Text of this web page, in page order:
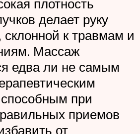
плотность
делает руку
склонной к травмам и
Массаж
едва ли не самым
при
приемов
от